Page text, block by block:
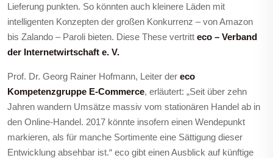
Lieferung punkten. So könnten auch kleinere Läden mit
intelligenten Konzepten der großen Konkurrenz – von Amazon
bis Zalando – Paroli bieten. Diese These vertritt eco – Verband
der Internetwirtschaft e. V.
Prof. Dr. Georg Rainer Hofmann, Leiter der eco
Kompetenzgruppe E-Commerce, erläutert: „Seit über zehn
Jahren wandern Umsätze massiv vom stationären Handel ab in
den Online-Handel. 2017 könnte insofern einen Wendepunkt
markieren, als für manche Sortimente eine Sättigung dieser
Entwicklung absehbar ist.“ eco gibt einen Ausblick auf künftige